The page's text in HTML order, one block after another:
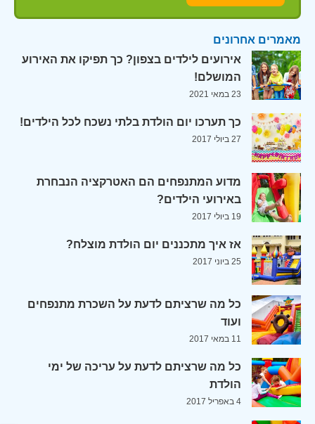
מאמרים אחרונים
אירועים לילדים בצפון? כך תפיקו את האירוע
המושלם!
23 במאי 2021
כך תערכו יום הולדת בלתי נשכח לכל הילדים!
27 ביולי 2017
מדוע המתנפחים הם האטרקציה הנבחרת
באירועי הילדים?
19 ביולי 2017
אז איך מתכננים יום הולדת מוצלח?
25 ביוני 2017
כל מה שרציתם לדעת על השכרת מתנפחים
ועוד
11 במאי 2017
כל מה שרציתם לדעת על עריכה של ימי
הולדת
4 באפריל 2017